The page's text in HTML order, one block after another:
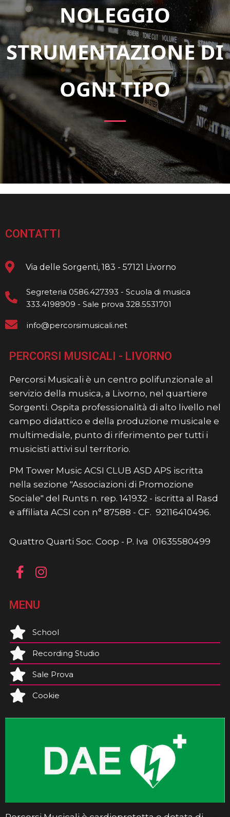
NOLEGGIO
STRUMENTAZIONE DI
OGNI TIPO
CONTATTI
Via delle Sorgenti, 183 - 57121 Livorno
Segreteria 0586.427393 - Scuola di musica
333.4198909 - Sale prova 328.5531701
info@percorsimusicali.net
PERCORSI MUSICALI - LIVORNO
Percorsi Musicali è un centro polifunzionale al
servizio della musica, a Livorno, nel quartiere
Sorgenti. Ospita professionalità di alto livello nel
campo didattico e della produzione musicale e
multimediale, punto di riferimento per tutti i
musicisti attivi sul territorio.
PM Tower Music ACSI CLUB ASD APS iscritta
nella sezione "Associazioni di Promozione
Sociale" del Runts n. rep. 141932 - iscritta al Rasd
e affiliata ACSI con n° 87588 - CF. 92116410496.
Quattro Quarti Soc. Coop - P. Iva 01635580499
MENU
School
Recording Studio
Sale Prova
Cookie